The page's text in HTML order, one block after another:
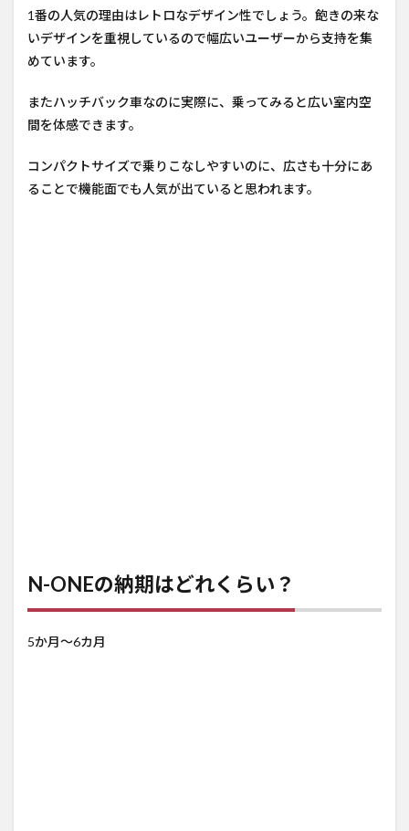
1番の人気の理由はレトロなデザイン性でしょう。飽きの来な
いデザインを重視しているので幅広いユーザーから支持を集
めています。
またハッチバック車なのに実際に、乗ってみると広い室内空
間を体感できます。
コンパクトサイズで乗りこなしやすいのに、広さも十分にあ
ることで機能面でも人気が出ていると思われます。
N-ONEの納期はどれくらい？
5か月～6カ月